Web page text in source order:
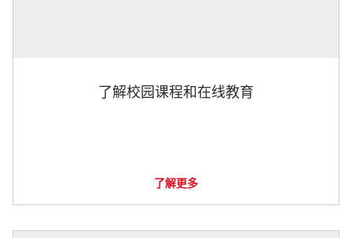
了解校园课程和在线教育
了解更多